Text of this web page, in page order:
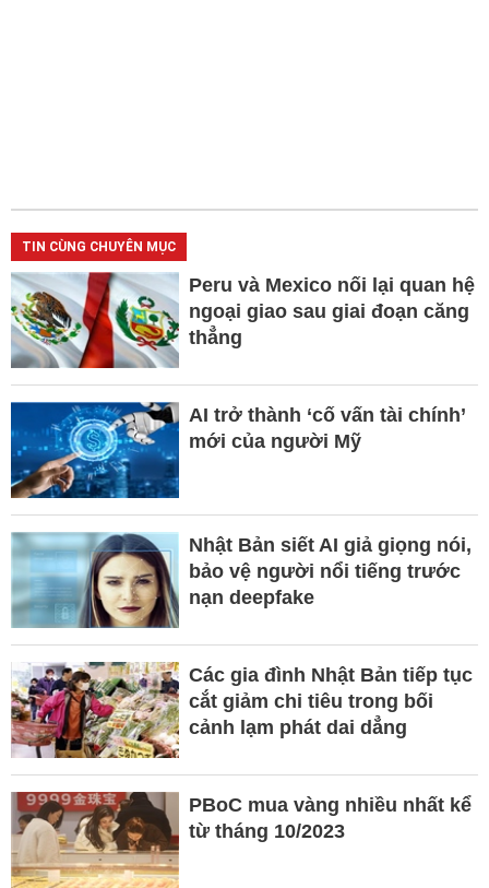
TIN CÙNG CHUYÊN MỤC
Peru và Mexico nối lại quan hệ
ngoại giao sau giai đoạn căng
thẳng
AI trở thành ‘cố vấn tài chính’
mới của người Mỹ
Nhật Bản siết AI giả giọng nói,
bảo vệ người nổi tiếng trước
nạn deepfake
Các gia đình Nhật Bản tiếp tục
cắt giảm chi tiêu trong bối
cảnh lạm phát dai dẳng
PBoC mua vàng nhiều nhất kể
từ tháng 10/2023